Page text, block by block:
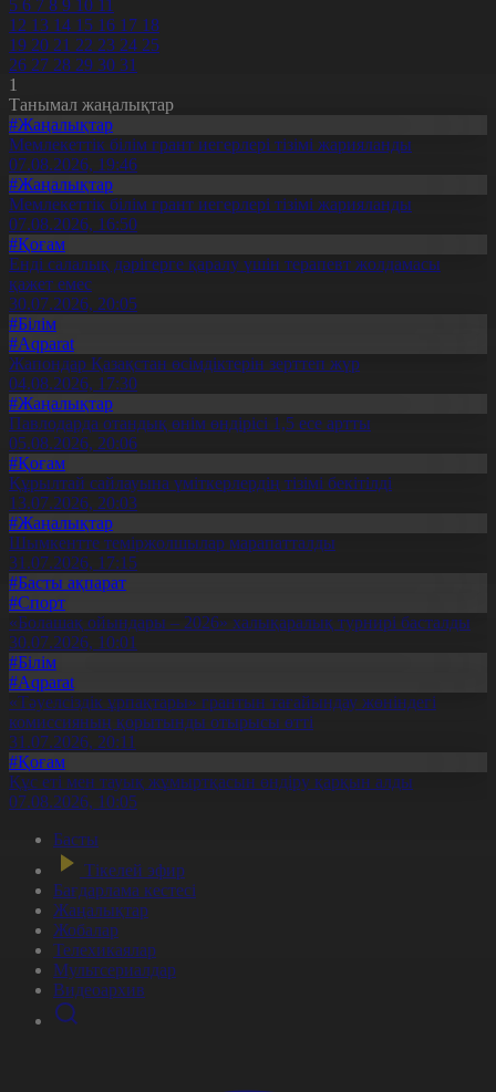
5 6 7 8 9 10 11
12 13 14 15 16 17 18
19 20 21 22 23 24 25
26 27 28 29 30 31
1
Танымал жаңалықтар
#Жаңалықтар
Мемлекеттік білім грант иегерлері тізімі жарияланды
07.08.2026, 19:46
#Жаңалықтар
Мемлекеттік білім грант иегерлері тізімі жарияланды
07.08.2026, 16:50
#Қоғам
Енді салалық дәрігерге қаралу үшін терапевт жолдамасы
қажет емес
30.07.2026, 20:05
#Білім
#Aqparat
Жапондар Қазақстан өсімдіктерін зерттеп жүр
04.08.2026, 17:30
#Жаңалықтар
Павлодарда отандық өнім өндірісі 1,5 есе артты
05.08.2026, 20:06
#Қоғам
Құрылтай сайлауына үміткерлердің тізімі бекітілді
13.07.2026, 20:03
#Жаңалықтар
Шымкентте теміржолшылар марапатталды
31.07.2026, 17:15
#Басты ақпарат
#Спорт
«Болашақ ойындары – 2026» халықаралық турнирі басталды
30.07.2026, 10:01
#Білім
#Aqparat
«Тәуелсіздік ұрпақтары» грантын тағайындау жөніндегі
комиссияның қорытынды отырысы өтті
31.07.2026, 20:11
#Қоғам
Құс еті мен тауық жұмыртқасын өндіру қарқын алды
07.08.2026, 10:05
Басты
Тікелей эфир
Бағдарлама кестесі
Жаңалықтар
Жобалар
Телехикаялар
Мультсериалдар
Видеоархив